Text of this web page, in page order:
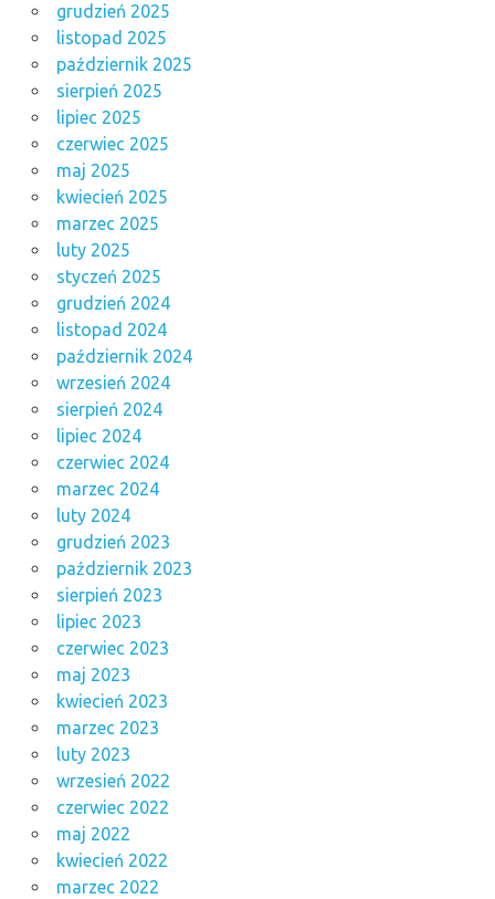
grudzień 2025
listopad 2025
październik 2025
sierpień 2025
lipiec 2025
czerwiec 2025
maj 2025
kwiecień 2025
marzec 2025
luty 2025
styczeń 2025
grudzień 2024
listopad 2024
październik 2024
wrzesień 2024
sierpień 2024
lipiec 2024
czerwiec 2024
marzec 2024
luty 2024
grudzień 2023
październik 2023
sierpień 2023
lipiec 2023
czerwiec 2023
maj 2023
kwiecień 2023
marzec 2023
luty 2023
wrzesień 2022
czerwiec 2022
maj 2022
kwiecień 2022
marzec 2022